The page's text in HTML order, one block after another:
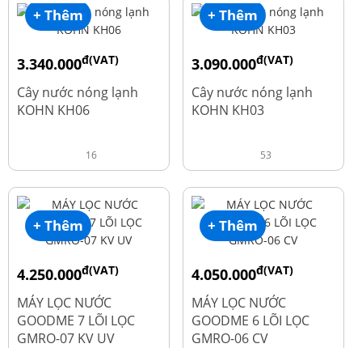
+ Thêm
3.340.000đ(VAT)
Cây nước nóng lạnh
KOHN KH06
16
+ Thêm
3.090.000đ(VAT)
Cây nước nóng lạnh
KOHN KH03
53
+ Thêm
4.250.000đ(VAT)
6.050.000
MÁY LỌC NƯỚC
GOODME 7 LÕI LỌC
GMRO-07 KV UV
+ Thêm
4.050.000đ(VAT)
5.250.000
MÁY LỌC NƯỚC
GOODME 6 LÕI LỌC
GMRO-06 CV